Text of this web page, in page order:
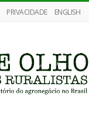
PRIVACIDADE ENGLISH